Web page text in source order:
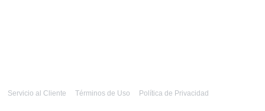
Servicio al Cliente Términos de Uso Política de Privacidad